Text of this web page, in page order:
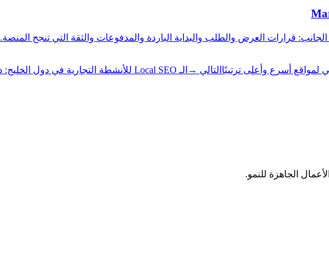
قرارات العرض والطلب والبداية الباردة والمدفوعات والثقة التي تنجح المنصة.
التالي → الـ Local SEO للأنشطة التجارية في دول الخليج: دليل عملي
الجاهزة للنمو.